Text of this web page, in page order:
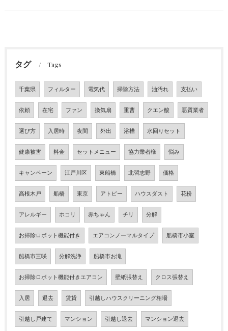
タグ Tags
千葉県 フィルター 電気代 掃除方法 油汚れ 支払い
依頼 在宅 ファン 換気扇 重曹 クエン酸 悪質業者
選び方 入居時 夜間 外出 浴槽 水回りセット
健康被害 料金 セットメニュー 協力業者様 悩み
キャンペーン 江戸川区 東船橋 北習志野 価格
高根木戸 船橋 東京 アトピー ハウスダスト 花粉
アレルギー ホコリ 赤ちゃん チリ 分解
お掃除ロボット機能付き エアコンノーマルタイプ 船橋市小室
船橋市三咲 分解洗浄 船橋市お滝
お掃除ロボット機能付きエアコン 壁紙張替え クロス張替え
入居 退去 賃貸 引越しハウスクリーニング相場
引越し戸建て マンション 引越し退去 マンション退去